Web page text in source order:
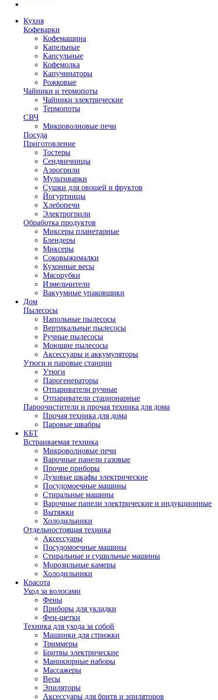
Кухня
Кофеварки
Кофемашина
Капельные
Капсульные
Кофемолка
Капучинаторы
Рожковые
Чайники и термопоты
Чайники электрические
Термопоты
СВЧ
Микроволновые печи
Посуда
Приготовление
Тостеры
Сендвичницы
Аэрогрили
Мультиварки
Сушки для овощей и фруктов
Йогуртницы
Хлебопечи
Электрогрили
Обработка продуктов
Миксеры планетарные
Блендеры
Миксеры
Соковыжималки
Кухонные весы
Мясорубки
Измельчители
Вакуумные упаковщики
Дом
Пылесосы
Напольные пылесосы
Вертикальные пылесосы
Ручные пылесосы
Моющие пылесосы
Аксессуары и аккумуляторы
Утюги и паровые станции
Утюги
Парогенераторы
Отпариватели ручные
Отпариватели стационарные
Пароочистители и прочая техника для дома
Прочая техника для дома
Паровые швабры
КБТ
Встраиваемая техника
Микроволновые печи
Варочные панели газовые
Прочие приборы
Духовые шкафы электрические
Посудомоечные машины
Стиральные машины
Варочные панели электрические и индукционные
Вытяжки
Холодильники
Отдельностоящая техника
Аксессуары
Посудомоечные машины
Стиральные и сушильные машины
Морозильные камеры
Холодильники
Красота
Уход за волосами
Фены
Приборы для укладки
Фен-щетки
Техника для ухода за собой
Машинки для стрижки
Триммеры
Бритвы электрические
Маникюрные наборы
Массажеры
Весы
Эпиляторы
Аксессуары для бритв и эпиляторов